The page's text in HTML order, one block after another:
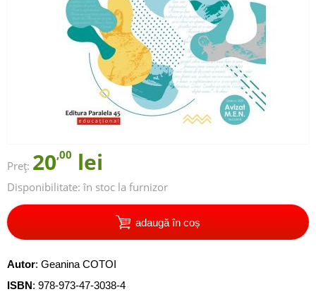
Preț: 20,00 lei
Disponibilitate: în stoc la furnizor
adaugă în coș
Autor: Geanina COTOI
ISBN: 978-973-47-3038-4